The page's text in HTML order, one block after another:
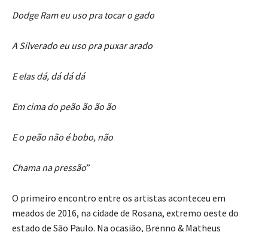
Dodge Ram eu uso pra tocar o gado
A Silverado eu uso pra puxar arado
E elas dá, dá dá dá
Em cima do peão ão ão ão
E o peão não é bobo, não
Chama na pressão”
O primeiro encontro entre os artistas aconteceu em
meados de 2016, na cidade de Rosana, extremo oeste do
estado de São Paulo. Na ocasião, Brenno & Matheus